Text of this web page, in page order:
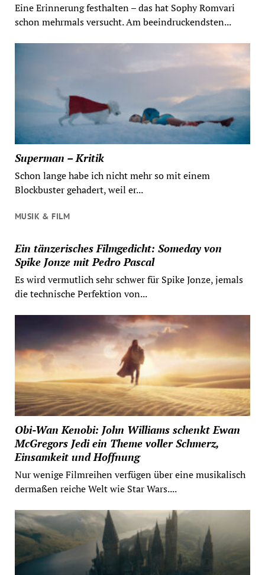
Eine Erinnerung festhalten – das hat Sophy Romvari
schon mehrmals versucht. Am beeindruckendsten...
Superman – Kritik
Schon lange habe ich nicht mehr so mit einem
Blockbuster gehadert, weil er...
MUSIK & FILM
Ein tänzerisches Filmgedicht: Someday von
Spike Jonze mit Pedro Pascal
Es wird vermutlich sehr schwer für Spike Jonze, jemals
die technische Perfektion von...
Obi-Wan Kenobi: John Williams schenkt Ewan
McGregors Jedi ein Theme voller Schmerz,
Einsamkeit und Hoffnung
Nur wenige Filmreihen verfügen über eine musikalisch
dermaßen reiche Welt wie Star Wars....